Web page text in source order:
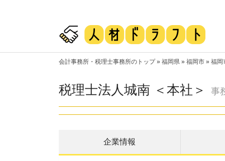
会計事務所・税理士事務所のトップ» 福岡県 » 福岡市 » 福岡
税理士法人城南 ＜本社＞ 事
企業情報